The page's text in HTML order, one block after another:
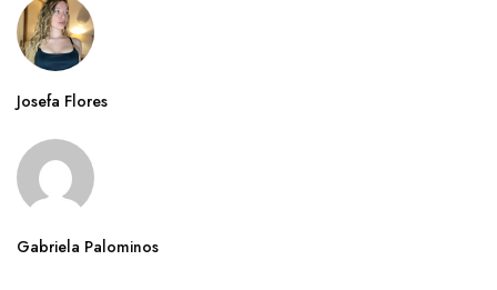
Josefa Flores
Gabriela Palominos